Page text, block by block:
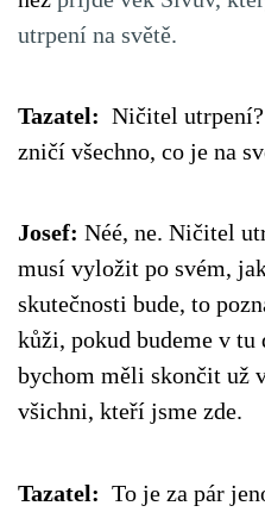
utrpení na světě.
Tazatel: Ničitel
zničí všechno, co je na
Josef: Néé, ne. Ničitel
musí vyložit po svém,
skutečnosti bude, to
kůži, pokud budeme v tu
bychom měli skončit už
všichni, kteří jsme zde.
Tazatel: To je za pár